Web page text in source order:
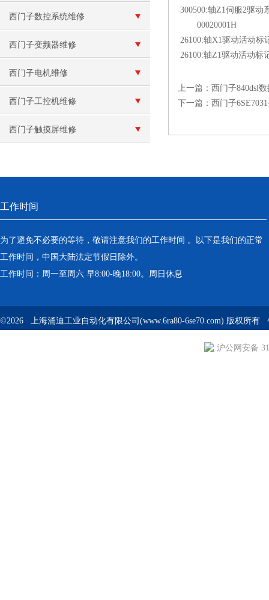
西门子数控系统维修
西门子变频器维修
西门子电机维修
西门子工控机维修
西门子触摸屏维修
300500:轴Z1伺服2驱
00020001H
26100:轴X1驱动活动标
26100:轴Z1驱动活动标
上一篇： 西门子840dsl
下一篇： 西门子
工作时间
为了避免不必要的等待，敬请注意我们的工作时间 。以下是我们的正常
工作时间，中国大陆法定节假日除外。
工作时间：周一至周六 早8:00-晚18:00。周日休息
©2026 上海涌迪工业自动化有限公司(www.6ra80-6se70.com) 版权所有
沪公网安备